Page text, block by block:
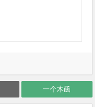
一个木函